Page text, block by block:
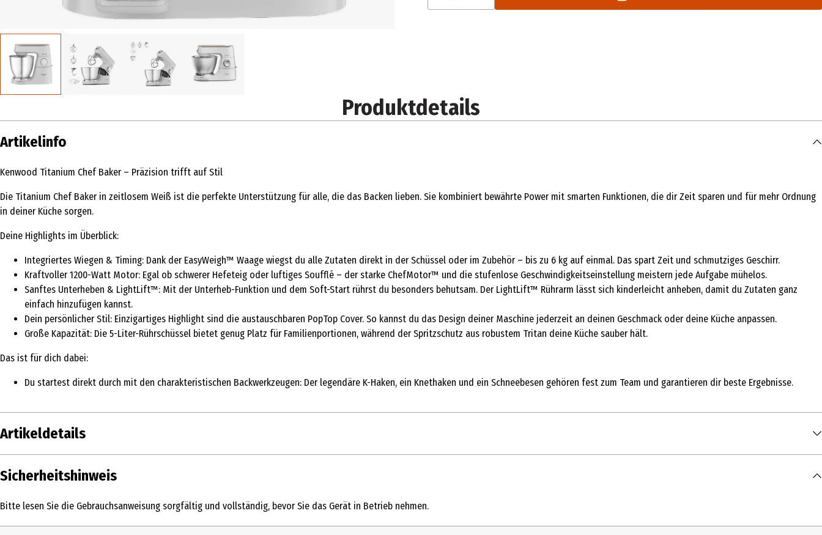
Produktdetails
Artikelinfo
Kenwood Titanium Chef Baker – Präzision trifft auf Stil
Die Titanium Chef Baker in zeitlosem Weiß ist die perfekte Unterstützung für alle, die das Backen lieben. Sie kombiniert bewährte Power mit smarten Funktionen, die dir Zeit sparen und für mehr Ordnung
in deiner Küche sorgen.
Deine Highlights im Überblick:
Integriertes Wiegen & Timing: Dank der EasyWeigh™ Waage wiegst du alle Zutaten direkt in der Schüssel oder im Zubehör – bis zu 6 kg auf einmal. Das spart Zeit und schmutziges Geschirr.
Kraftvoller 1200-Watt Motor: Egal ob schwerer Hefeteig oder luftiges Soufflé – der starke ChefMotor™ und die stufenlose Geschwindigkeitseinstellung meistern jede Aufgabe mühelos.
Sanftes Unterheben & LightLift™: Mit der Unterheb-Funktion und dem Soft-Start rührst du besonders behutsam. Der LightLift™ Rührarm lässt sich kinderleicht anheben, damit du Zutaten ganz
einfach hinzufügen kannst.
Dein persönlicher Stil: Einzigartiges Highlight sind die austauschbaren PopTop Cover. So kannst du das Design deiner Maschine jederzeit an deinen Geschmack oder deine Küche anpassen.
Große Kapazität: Die 5-Liter-Rührschüssel bietet genug Platz für Familienportionen, während der Spritzschutz aus robustem Tritan deine Küche sauber hält.
Das ist für dich dabei:
Du startest direkt durch mit den charakteristischen Backwerkzeugen: Der legendäre K-Haken, ein Knethaken und ein Schneebesen gehören fest zum Team und garantieren dir beste Ergebnisse.
Artikeldetails
Inhalt
Sicherheitshinweis
Bitte lesen Sie die Gebrauchsanweisung sorgfältig und vollständig, bevor Sie das Gerät in Betrieb nehmen.